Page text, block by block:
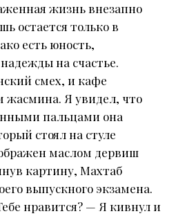
жизнь внезапно
остается только в
есть юность,
на счастье.
смех, и кафе
жасмина. Я увидел, что
пальцами она
стоял на стуле
маслом дервиш
картину, Махтаб
выпускного экзамена.
нравится? — Я кивнул и